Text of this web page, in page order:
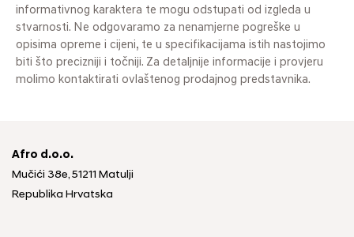
informativnog karaktera te mogu odstupati od izgleda u
stvarnosti. Ne odgovaramo za nenamjerne pogreške u
opisima opreme i cijeni, te u specifikacijama istih nastojimo
biti što precizniji i točniji. Za detaljnije informacije i provjeru
molimo kontaktirati ovlaštenog prodajnog predstavnika.
Afro d.o.o.
Mučići 38e, 51211 Matulji
Republika Hrvatska